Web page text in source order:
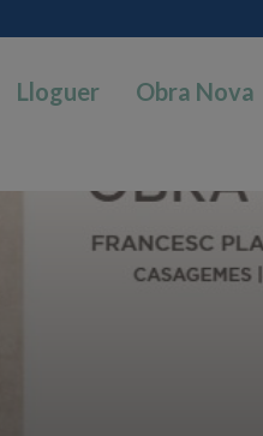
Lloguer Obra Nova